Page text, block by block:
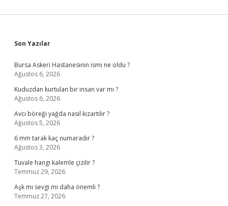
Sidebar
Son Yazılar
Bursa Askeri Hastanesinin ismi ne oldu ?
Ağustos 6, 2026
Kuduzdan kurtulan bir insan var mı ?
Ağustos 6, 2026
Avcı böreği yağda nasıl kızartılır ?
Ağustos 5, 2026
6 mm tarak kaç numaradır ?
Ağustos 3, 2026
Tuvale hangi kalemle çizilir ?
Temmuz 29, 2026
Aşk mı sevgi mi daha önemli ?
Temmuz 27, 2026